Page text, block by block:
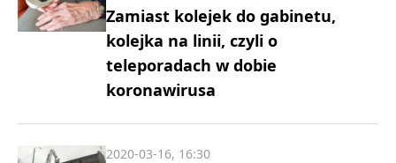
Zamiast kolejek do gabinetu,
kolejka na linii, czyli o
teleporadach w dobie
koronawirusa
2020-03-16, 16:30